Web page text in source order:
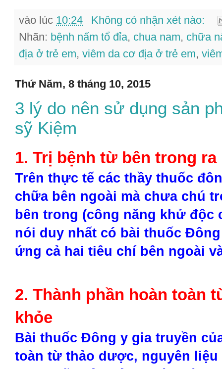
vào lúc 10:24
Không có nhận xét nào:
Nhãn: bệnh nấm tổ đỉa, chua nam, chữa
địa ở trẻ em, viêm da cơ địa ở trẻ em,
Thứ Năm, 8 tháng 10, 2015
3 lý do nên sử dụng sản
sỹ Kiệm
1. Trị bệnh từ bên trong ra
Trên thực tế các thầy thuốc
chữa bên ngoài mà chưa chú
bên trong (công năng khử độc
nói duy nhất có bài thuốc
ứng cả hai tiêu chí bên ngoài
2. Thành phần hoàn toàn
khỏe
Bài thuốc Đông y gia truyền
toàn từ thảo dược, nguyên